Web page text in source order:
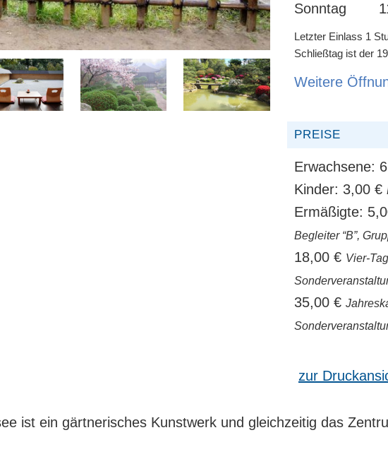
Sonntag
Letzter Einlass 1
Schließtag ist der
Weitere
PREISE
Erwachsene:
Kinder: 3,00 €
Ermäßigte:
Begleiter “B”,
18,00 € Vier-
35,00 €
zur
ist ein gärtnerisches Kunstwerk und gleichzeitig das